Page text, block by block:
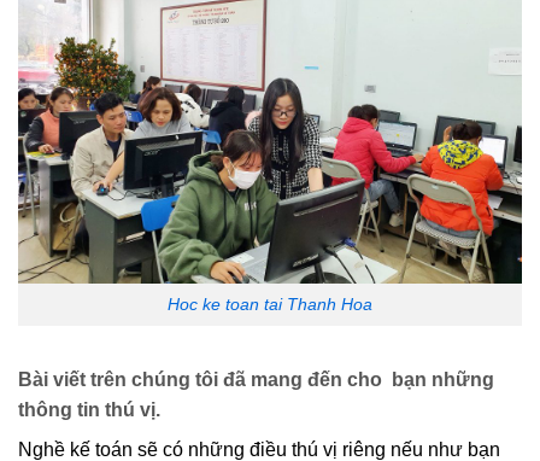
Hoc ke toan tai Thanh Hoa
Bài viết trên chúng tôi đã mang đến cho bạn những
thông tin thú vị.
Nghề kế toán sẽ có những điều thú vị riêng nếu như bạn